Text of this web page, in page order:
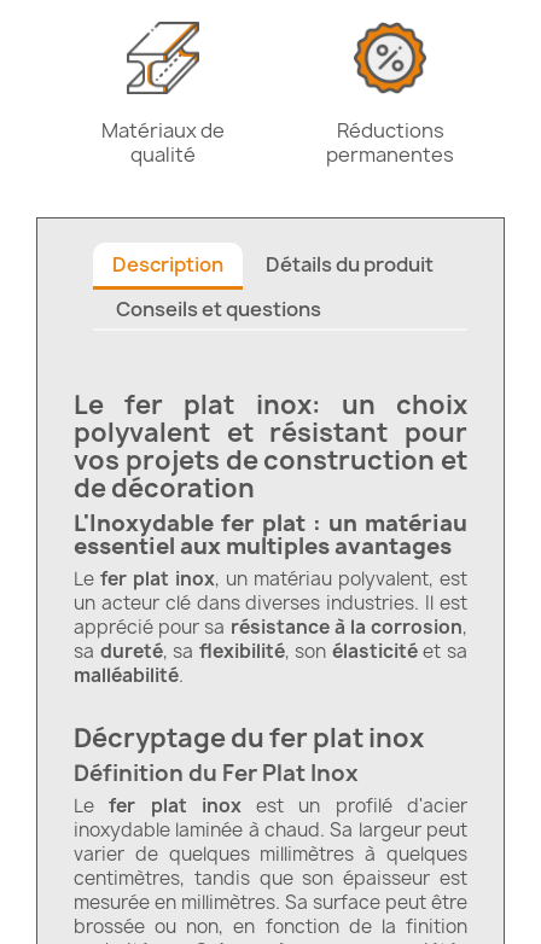
Matériaux de
qualité
Réductions
permanentes
Description
Détails du produit
Conseils et questions
Le fer plat inox: un choix
polyvalent et résistant pour
vos projets de construction et
de décoration
L'Inoxydable fer plat : un matériau
essentiel aux multiples avantages
Le fer plat inox, un matériau polyvalent, est
un acteur clé dans diverses industries. Il est
apprécié pour sa résistance à la corrosion,
sa dureté, sa flexibilité, son élasticitéet sa
malléabilité.
Décryptage du fer plat inox
Définition du Fer Plat Inox
Lefer plat inoxest un profilé d'acier
inoxydable laminée à chaud. Sa largeur peut
varier de quelques millimètres à quelques
centimètres, tandis que son épaisseur est
mesurée en millimètres. Sa surface peut être
brossée ou non, en fonction de la finition